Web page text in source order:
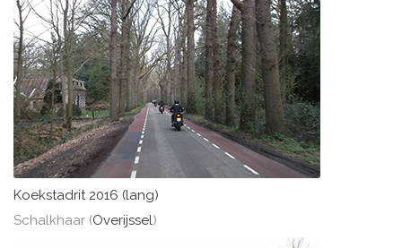
Koekstadrit 2016 (lang)
Schalkhaar (Overijssel)